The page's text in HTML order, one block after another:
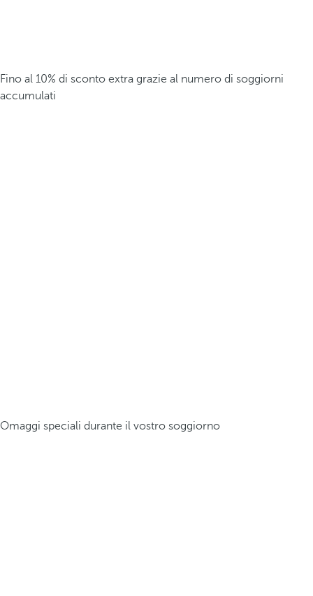
Fino al 10% di sconto extra grazie al numero di soggiorni
accumulati
Omaggi speciali durante il vostro soggiorno